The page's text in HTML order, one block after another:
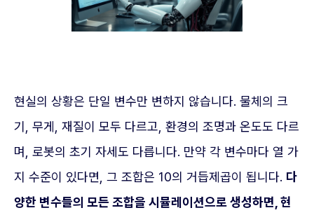
현실의 상황은 단일 변수만 변하지 않습니다. 물체의 크
기, 무게, 재질이 모두 다르고, 환경의 조명과 온도도 다르
며, 로봇의 초기 자세도 다릅니다. 만약 각 변수마다 열 가
지 수준이 있다면, 그 조합은 10의 거듭제곱이 됩니다. 다
양한 변수들의 모든 조합을 시뮬레이션으로 생성하면, 현